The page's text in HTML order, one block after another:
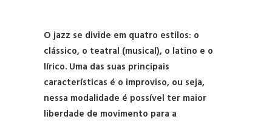
O jazz se divide em quatro estilos: o
clássico, o teatral (musical), o latino e o
lírico. Uma das suas principais
características é o improviso, ou seja,
nessa modalidade é possível ter maior
liberdade de movimento para a